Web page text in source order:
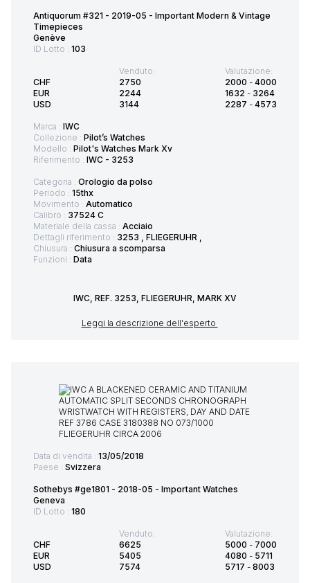
Antiquorum #321 - 2019-05 - Important Modern & Vintage
Timepieces
Genève
ID Lotto : 103
CHF
EUR
USD
Venduto:
2750
2244
3144
Valutazione:
2000 - 4000
1632 - 3264
2287 - 4573
Marca : IWC
Collezione : Pilot’s Watches
Modello : Pilot's Watches Mark Xv
Riferimento : IWC - 3253
Categoria : Orologio da polso
Periodo : 15thx
Movimento : Automatico
Calibro : 37524 C
Materiale della cassa : Acciaio
Dettagli riferimento : 3253 , FLIEGERUHR ,
Chiusura : Chiusura a scomparsa
Funzioni : Data
IWC, REF. 3253, FLIEGERUHR, MARK XV
Leggi la descrizione dell'esperto
Data di vendita : 13/05/2018
Paese : Svizzera
Sothebys #ge1801 - 2018-05 - Important Watches
Geneva
ID Lotto : 180
CHF
EUR
USD
Venduto:
6625
5405
7574
Valutazione:
5000 - 7000
4080 - 5711
5717 - 8003